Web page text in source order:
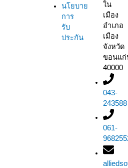
นโยบาย
การ
รับ
ประกัน
ใน
เมือง
อำเภอ
เมือง
จังหวัด
ขอนแก่
40000
043-
243588
061-